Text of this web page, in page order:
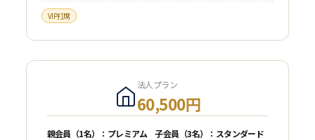
VIP打席
法人プラン
60,500円
親会員（1名）：プレミアム 子会員（3名）：スタンダード